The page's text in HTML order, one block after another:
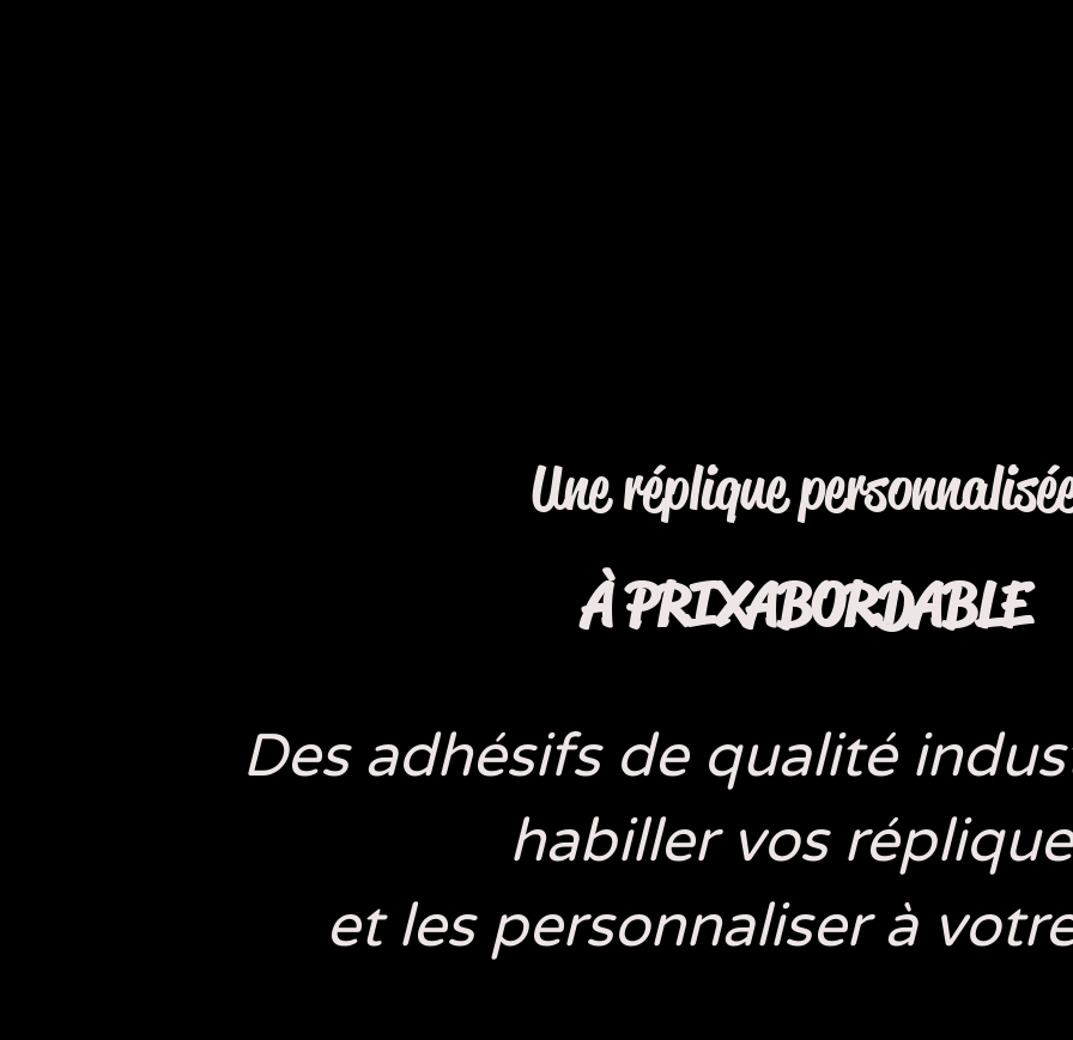
Une réplique
À PRIXABORDABLE
Des adhésifs de qualité
habiller vos
et les personnaliser à